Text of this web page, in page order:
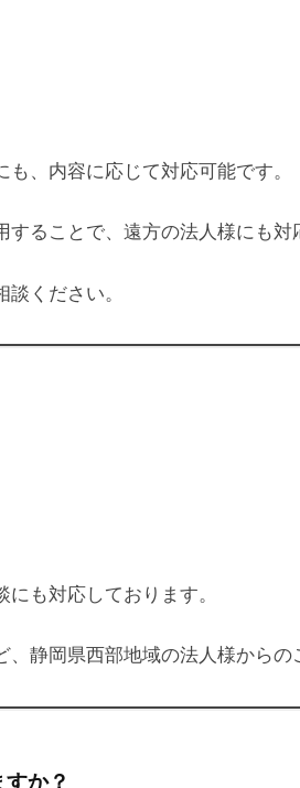
、内容に応じて対応可能です。
ることで、遠方の法人様にも対
ください。
も対応しております。
静岡県西部地域の法人様からの
か？